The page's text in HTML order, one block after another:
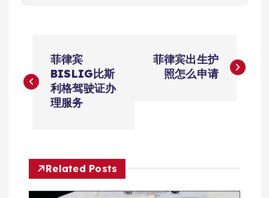
章
菲律宾
BISLIG比斯
利格驾驶证办
理服务
菲律宾出生护
照怎么申请
Related Posts